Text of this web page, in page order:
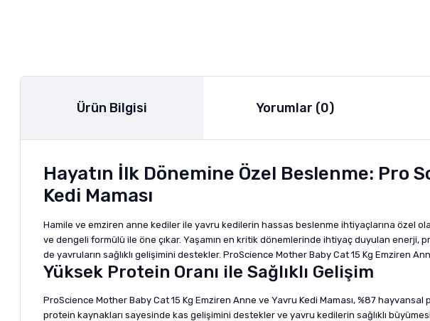
Ürün Bilgisi Yorumlar (0)
Hayatın İlk Dönemine Özel Beslenme: Pro
Kedi Maması
Hamile ve emziren anne kediler ile yavru kedilerin hassas beslenme ihtiyaçlarına özel
ve dengeli formülü ile öne çıkar. Yaşamın en kritik dönemlerinde ihtiyaç duyulan
de yavruların sağlıklı gelişimini destekler. ProScience Mother Baby Cat 15 Kg Emziren
Yüksek Protein Oranı ile Sağlıklı Gelişim
ProScience Mother Baby Cat 15 Kg Emziren Anne ve Yavru Kedi Maması, %87
protein kaynakları sayesinde kas gelişimini destekler ve yavru kedilerin sağlıklı